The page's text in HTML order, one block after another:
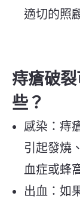
適切的照
痔瘡破
些？
感染：痔
引起發燒
血症或蜂
出血：如